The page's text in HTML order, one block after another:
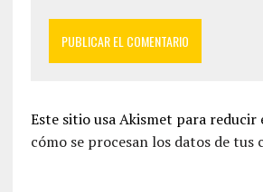
Este sitio usa Akismet para reducir
cómo se procesan los datos de tus